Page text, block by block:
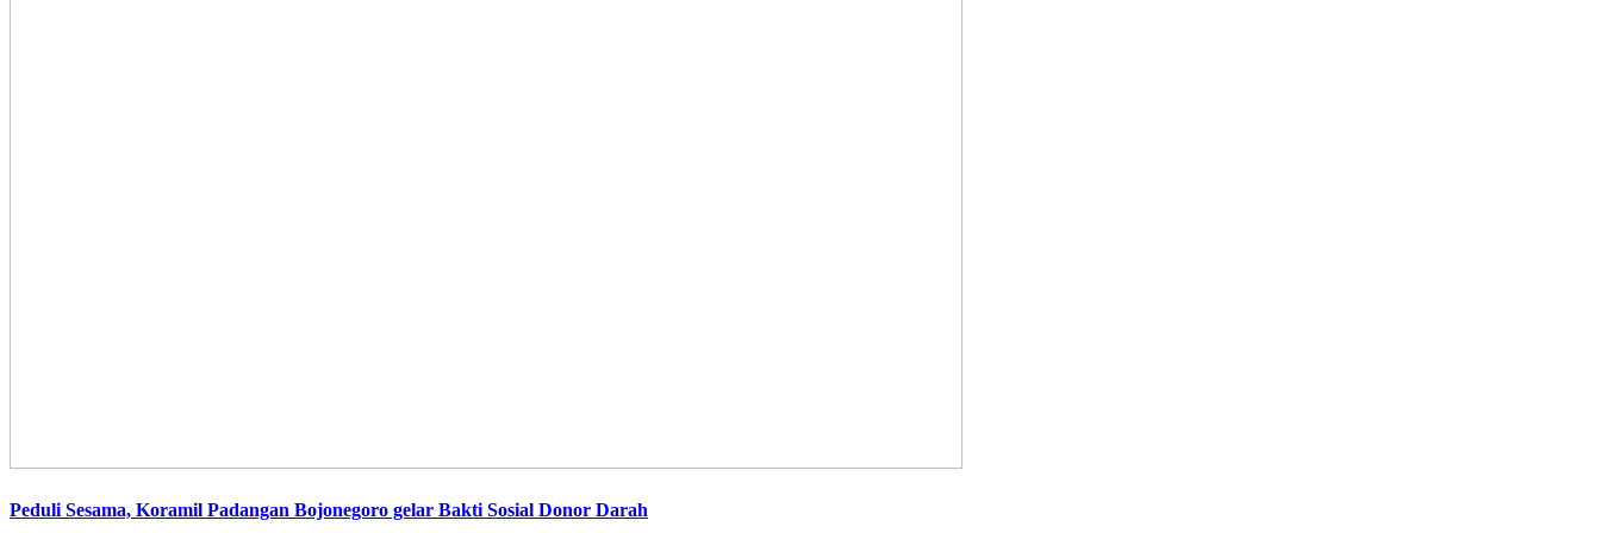
Peduli Sesama, Koramil Padangan Bojonegoro gelar Bakti Sosial Donor Darah